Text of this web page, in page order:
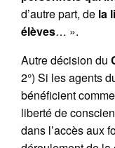
d’autre part, de la
élèves… ».
Autre décision du
2°) Si les agents
bénéficient
liberté de
dans l’accès aux